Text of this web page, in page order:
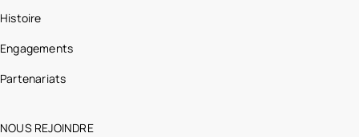
Histoire
Engagements
Partenariats
NOUS REJOINDRE